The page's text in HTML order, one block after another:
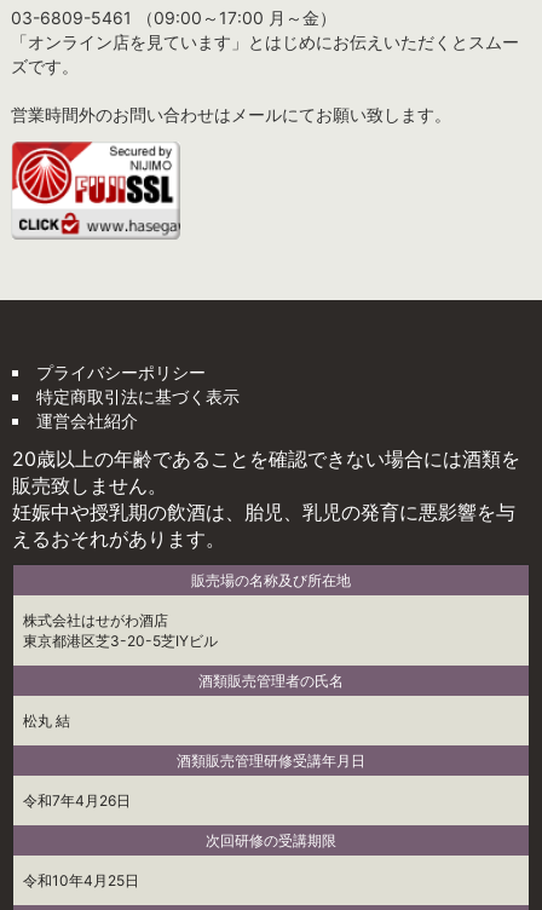
03-6809-5461 （09:00～17:00 月～金）
「オンライン店を見ています」とはじめにお伝えいただくとスムー
ズです。
営業時間外のお問い合わせはメールにてお願い致します。
プライバシーポリシー
特定商取引法に基づく表示
運営会社紹介
20歳以上の年齢であることを確認できない場合には酒類を
販売致しません。
妊娠中や授乳期の飲酒は、胎児、乳児の発育に悪影響を与
えるおそれがあります。
販売場の名称及び所在地
株式会社はせがわ酒店
東京都港区芝3-20-5芝IYビル
酒類販売管理者の氏名
松丸 結
酒類販売管理研修受講年月日
令和7年4月26日
次回研修の受講期限
令和10年4月25日